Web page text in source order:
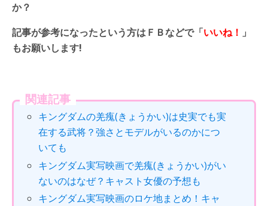
か？
記事が参考になったという方はＦＢなどで「いいね！ 」
もお願いします!
関連記事
キングダムの羌瘣(きょうかい)は史実でも実
在する武将？強さとモデルがいるのかにつ
いても
キングダム実写映画で羌瘣(きょうかい)がい
ないのはなぜ？キャスト女優の予想も
キングダム実写映画のロケ地まとめ！キャ